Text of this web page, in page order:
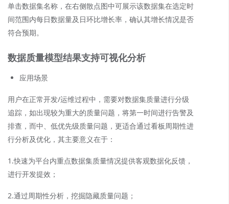
单击数据集名称，在右侧散点图中可展示该数据集在选定时
间范围内每日数据量及日环比增长率，确认其增长情况是否
符合预期。
数据质量模型结果支持可视化分析
应用场景
用户在正常开发/运维过程中，需要对数据集质量进行分级
追踪，如出现较为重大的质量问题，将第一时间进行告警及
排查，而中、低优先级质量问题，更适合通过看板周期性进
行分析及优化，其主要意义在于：
1.快速为平台内重点数据集质量情况提供客观数据化反馈，
进行开发提效；
2.通过周期性分析，挖掘隐藏质量问题；